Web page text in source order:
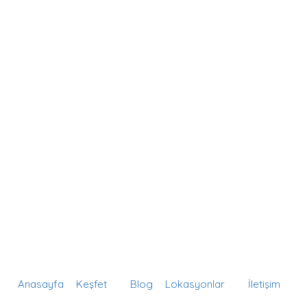
Anasayfa Keşfet Blog Lokasyonlar İletişim